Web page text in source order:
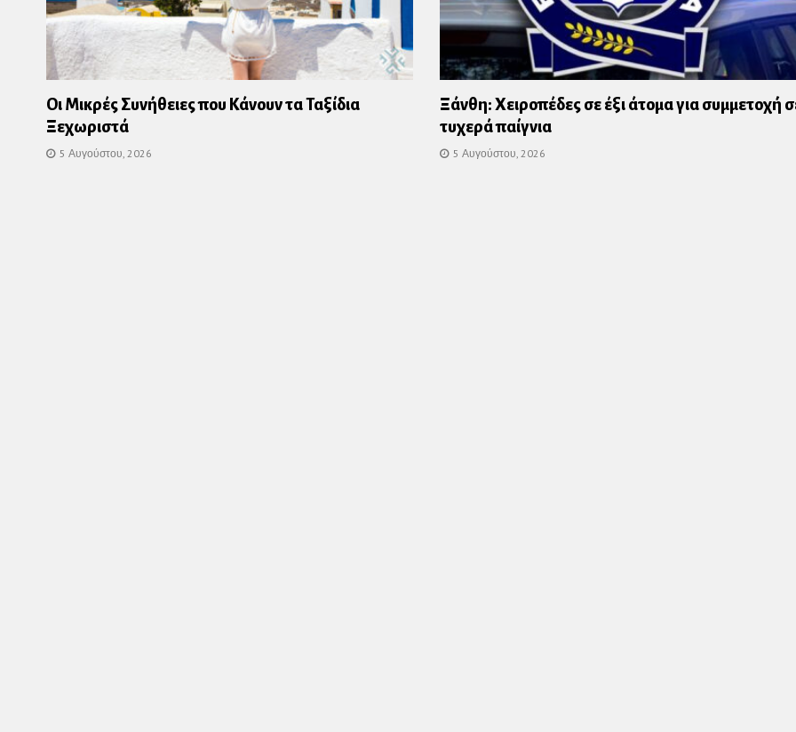
Οι Μικρές Συνήθειες που Κάνουν τα Ταξίδια
Ξεχωριστά
5 Αυγούστου, 2026
Ξάνθη: Χειροπέδες σε έξι άτομα για συμμετοχή
τυχερά παίγνια
5 Αυγούστου, 2026